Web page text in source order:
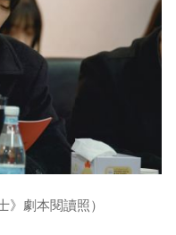
》劇本閱讀照）